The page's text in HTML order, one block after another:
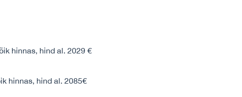
hinnas, hind al. 2029 €
hinnas, hind al. 2085€